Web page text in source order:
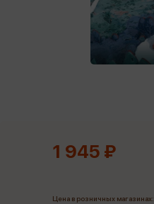
1 945 ₽
Цена в розничных магазинах: